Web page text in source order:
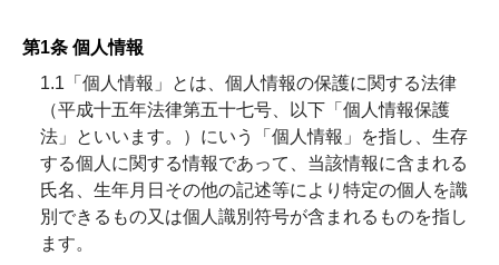
第1条 個人情報
1.1「個人情報」とは、個人情報の保護に関する法律
（平成十五年法律第五十七号、以下「個人情報保護
法」といいます。）にいう「個人情報」を指し、生存
する個人に関する情報であって、当該情報に含まれる
氏名、生年月日その他の記述等により特定の個人を識
別できるもの又は個人識別符号が含まれるものを指し
ます。